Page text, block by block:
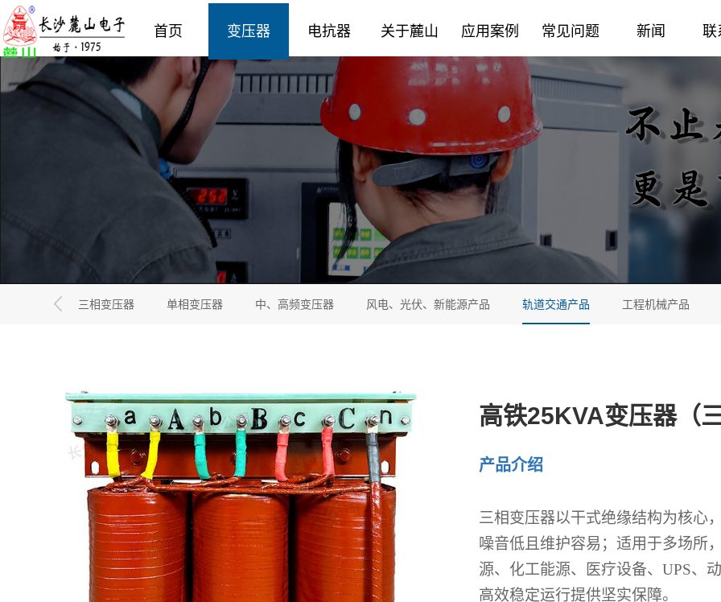
首页 变压器 电抗器 关于麓山 应用案例 常见问题 新闻 联
三相变压器 单相变压器 中、高频变压器 风电、光伏、新能源产品 轨道交通产品 工程机械产品
高铁25KVA变压器（三
产品介绍
三相变压器以干式绝缘结构为核心
噪音低且维护容易；适用于多场所
源、化工能源、医疗设备、 UPS、
高效稳定运行提供坚实保障。